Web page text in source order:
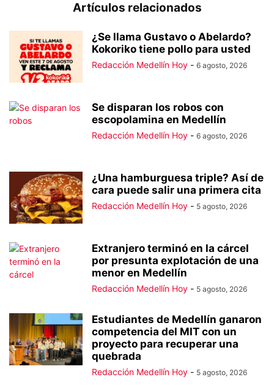
Artículos relacionados
¿Se llama Gustavo o Abelardo?
Kokoriko tiene pollo para usted
Redacción Medellín Hoy - 6 agosto, 2026
Se disparan los robos con
escopolamina en Medellín
Redacción Medellín Hoy - 6 agosto, 2026
¿Una hamburguesa triple? Así de
cara puede salir una primera cita
Redacción Medellín Hoy - 5 agosto, 2026
Extranjero terminó en la cárcel
por presunta explotación de una
menor en Medellín
Redacción Medellín Hoy - 5 agosto, 2026
Estudiantes de Medellín ganaron
competencia del MIT con un
proyecto para recuperar una
quebrada
Redacción Medellín Hoy - 5 agosto, 2026